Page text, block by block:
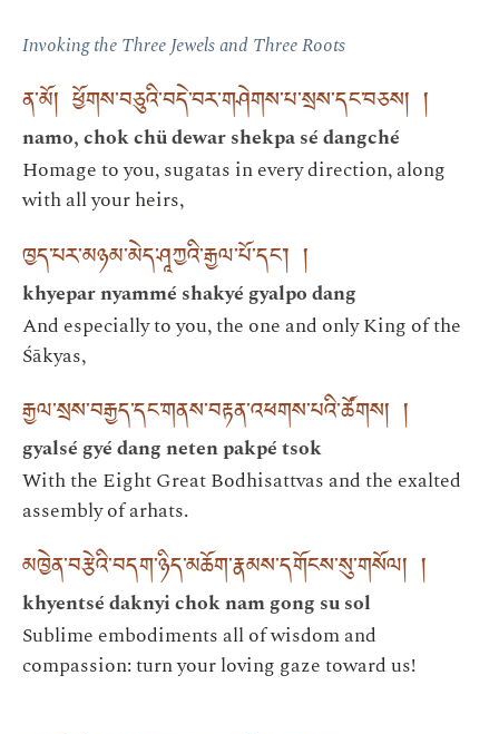
Invoking the Three Jewels and Three Roots
ན་མོ། ཕྱོགས་བཅུའི་བདེ་བར་གཤེགས་པ་སྲས་དང་བཅས། །
namo, chok chü dewar shekpa sé dangché
Homage to you, sugatas in every direction, along
with all your heirs,
ཁྱད་པར་མཉམ་མེད་ཤཱཀྱའི་རྒྱལ་པོ་དང༌། །
khyepar nyammé shakyé gyalpo dang
And especially to you, the one and only King of the
Śākyas,
རྒྱལ་སྲས་བརྒྱད་དང་གནས་བརྟན་འཕགས་པའི་ཚོགས། །
gyalsé gyé dang neten pakpé tsok
With the Eight Great Bodhisattvas and the exalted
assembly of arhats.
མཁྱེན་བརྩེའི་བདག་ཉིད་མཆོག་རྣམས་དགོངས་སུ་གསོལ། །
khyentsé daknyi chok nam gong su sol
Sublime embodiments all of wisdom and
compassion: turn your loving gaze toward us!